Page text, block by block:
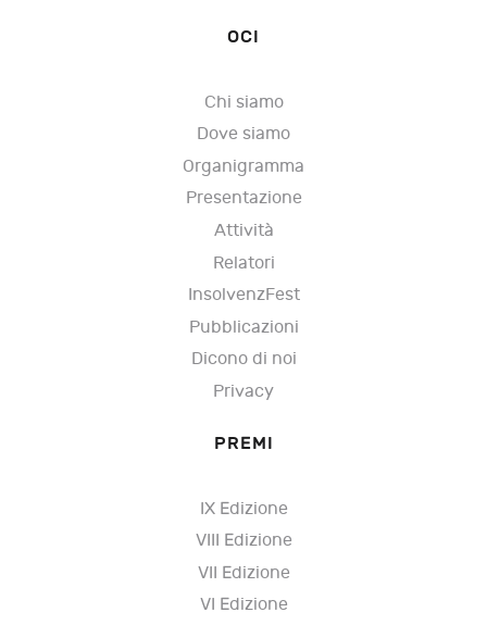
OCI
Chi siamo
Dove siamo
Organigramma
Presentazione
Attività
Relatori
InsolvenzFest
Pubblicazioni
Dicono di noi
Privacy
PREMI
IX Edizione
VIII Edizione
VII Edizione
VI Edizione